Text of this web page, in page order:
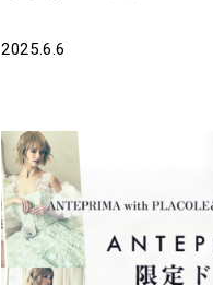
2025.6.6